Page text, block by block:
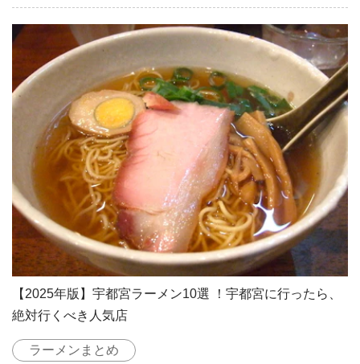
【2025年版】宇都宮ラーメン10選 ！宇都宮に行ったら、
絶対行くべき人気店
ラーメンまとめ